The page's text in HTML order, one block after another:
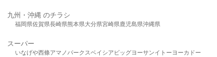
九州・沖縄 のチラシ
福岡県佐賀県長崎県熊本県大分県宮崎県鹿児島県沖縄県
スーパー
いなげや西條アマノパークスベイシア ビッグヨーサンイトーヨーカドー